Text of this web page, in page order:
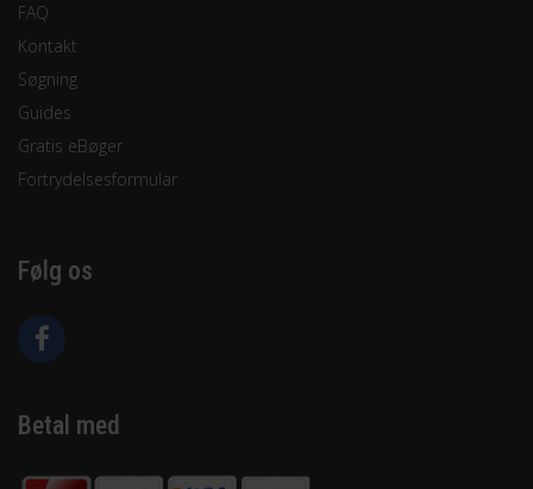
FAQ
Kontakt
Søgning
Guides
Gratis eBøger
Fortrydelsesformular
Følg os
Betal med